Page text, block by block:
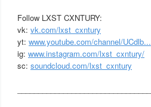
Follow LXST CXNTURY:
vk: vk.com/lxst_cxntury
yt: www.youtube.com/channel/UCdlb...
ig: www.instagram.com/lxst_cxntury/
sc: soundcloud.com/lxst_cxntury